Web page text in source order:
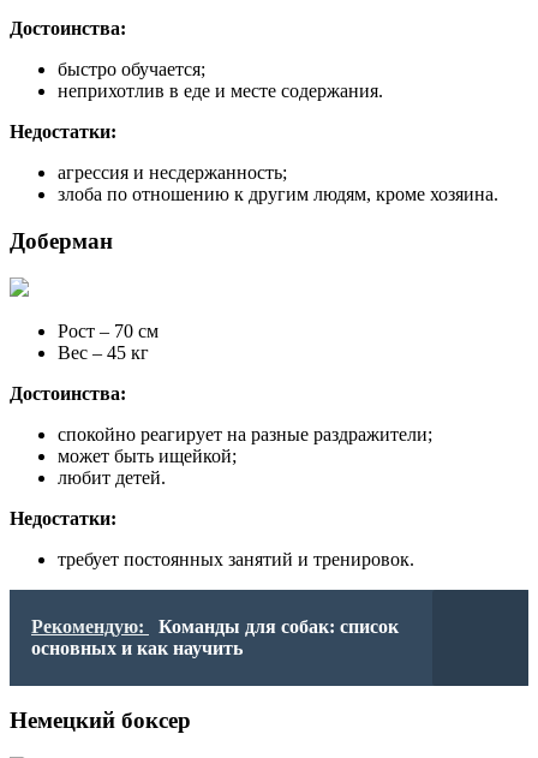
Достоинства:
быстро обучается;
неприхотлив в еде и месте содержания.
Недостатки:
агрессия и несдержанность;
злоба по отношению к другим людям, кроме хозяина.
Доберман
Рост – 70 см
Вес – 45 кг
Достоинства:
спокойно реагирует на разные раздражители;
может быть ищейкой;
любит детей.
Недостатки:
требует постоянных занятий и тренировок.
Рекомендую:
Команды для собак: список
основных и как научить
Немецкий боксер